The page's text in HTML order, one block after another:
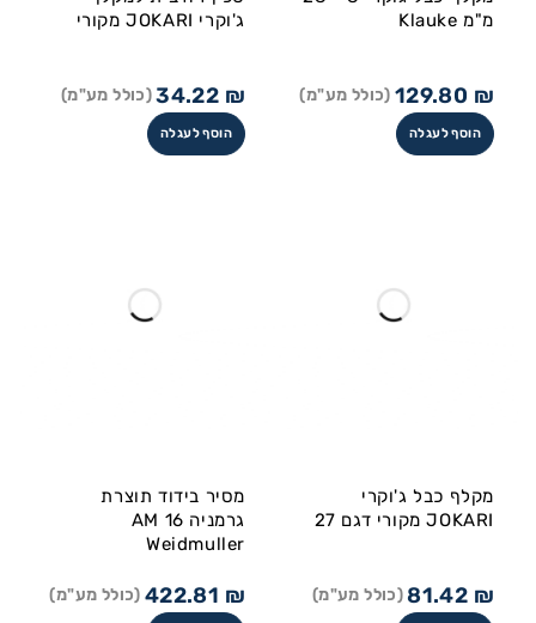
מ"מ Klauke
129.80 ₪ (כולל מע"מ)
הוסף לעגלה
ג'וקרי JOKARI מקורי
34.22 ₪ (כולל מע"מ)
הוסף לעגלה
מקלף כבל ג'וקרי
JOKARI מקורי דגם 27
81.42 ₪ (כולל מע"מ)
מסיר בידוד תוצרת
גרמניה AM 16
Weidmuller
422.81 ₪ (כולל מע"מ)